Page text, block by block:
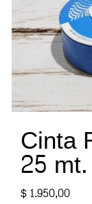
Cinta
25 mt.
$1.950,00